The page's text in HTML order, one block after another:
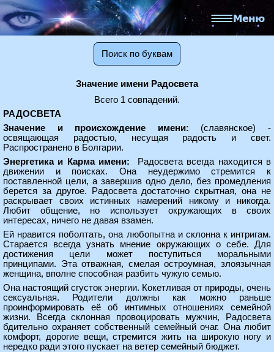
Поиск по буквам
Значение имени Радосвета
Всего 1 совпадений.
РАДОСВЕТА
Значение и происхождение имени: (славянское) -
освящающая радостью, несущая радость и свет.
Распространено в Болгарии.
Энергетика и Карма имени: Радосвета всегда находится в
движении и поисках. Она неудержимо стремится к
поставленной цели, а завершив одно дело, без промедления
берется за другое. Радосвета достаточно скрытная, она не
раскрывает своих истинных намерений никому и никогда.
Любит общение, но использует окружающих в своих
интересах, ничего не давая взамен.
Ей нравится поболтать, она любопытна и склонна к интригам.
Старается всегда узнать мнение окружающих о себе. Для
достижения цели может поступиться моральными
принципами. Эта отважная, смелая остроумная, злоязычная
женщина, вполне способная разбить чужую семью.
Она настоящий сгусток энергии. Кокетливая от природы, очень
сексуальная. Родители должны как можно раньше
проинформировать её об интимных отношениях семейной
жизни. Всегда склонная провоцировать мужчин, Радосвета
бдительно охраняет собственный семейный очаг. Она любит
комфорт, дорогие вещи, стремится жить на широкую ногу и
нередко ради этого пускает на ветер семейный бюджет.